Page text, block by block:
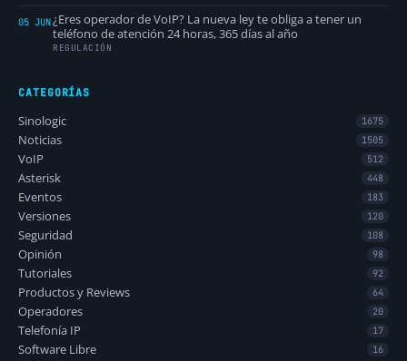
05 JUN¿Eres operador de VoIP? La nueva ley te obliga a tener un
teléfono de atención 24 horas, 365 días al año
REGULACIÓN
CATEGORÍAS
Sinologic 1675
Noticias 1505
VoIP 512
Asterisk 448
Eventos 183
Versiones 120
Seguridad 108
Opinión 98
Tutoriales 92
Productos y Reviews 64
Operadores 20
Telefonía IP 17
Software Libre 16